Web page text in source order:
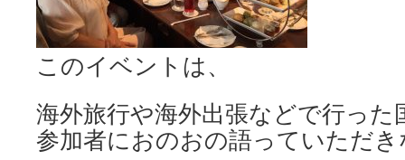
このイベントは、
海外旅行や海外出張などで行った
参加者におのおの語っていただ